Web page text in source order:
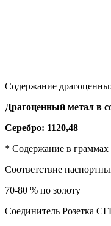
Содержание
Драгоценный метал в
Серебро: 1120,48
* Содержание в граммах
Соответствие
70-80 % по золоту
Соединитель Розетка